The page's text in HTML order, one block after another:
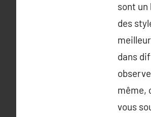
sont un
des
dans
même,
vous